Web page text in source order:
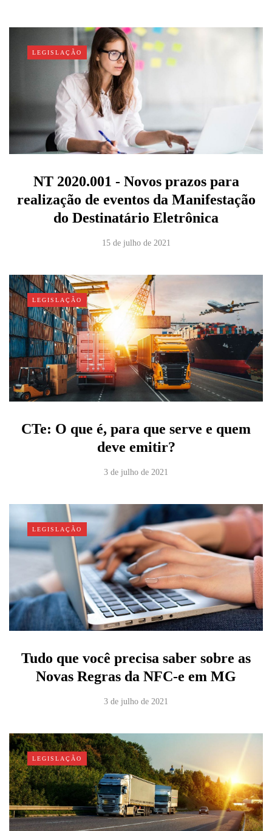
LEGISLAÇÃO
NT 2020.001 - Novos prazos para
realização de eventos da Manifestação
do Destinatário Eletrônica
15 de julho de 2021
LEGISLAÇÃO
CTe: O que é, para que serve e quem
deve emitir?
3 de julho de 2021
LEGISLAÇÃO
Tudo que você precisa saber sobre as
Novas Regras da NFC-e em MG
3 de julho de 2021
LEGISLAÇÃO